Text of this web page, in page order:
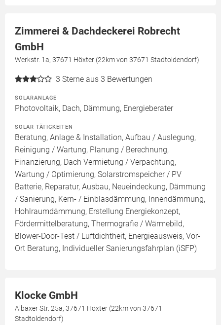
Zimmerei & Dachdeckerei Robrecht
GmbH
Werkstr. 1a, 37671 Höxter (22km von 37671 Stadtoldendorf)
3 Sterne aus 3 Bewertungen
SOLARANLAGE
Photovoltaik, Dach, Dämmung, Energieberater
SOLAR TÄTIGKEITEN
Beratung, Anlage & Installation, Aufbau / Auslegung,
Reinigung / Wartung, Planung / Berechnung,
Finanzierung, Dach Vermietung / Verpachtung,
Wartung / Optimierung, Solarstromspeicher / PV
Batterie, Reparatur, Ausbau, Neueindeckung, Dämmung
/ Sanierung, Kern- / Einblasdämmung, Innendämmung,
Hohlraumdämmung, Erstellung Energiekonzept,
Fördermittelberatung, Thermografie / Wärmebild,
Blower-Door-Test / Luftdichtheit, Energieausweis, Vor-
Ort Beratung, Individueller Sanierungsfahrplan (iSFP)
Klocke GmbH
Albaxer Str. 25a, 37671 Höxter (22km von 37671
Stadtoldendorf)